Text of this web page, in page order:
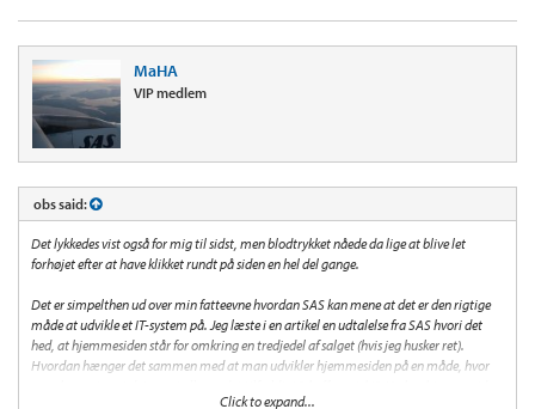
MaHA
VIP medlem
obs said:
Det lykkedes vist også for mig til sidst, men blodtrykket nåede da lige at blive let
forhøjet efter at have klikket rundt på siden en hel del gange.
Det er simpelthen ud over min fatteevne hvordan SAS kan mene at det er den rigtige
måde at udvikle et IT-system på. Jeg læste i en artikel en udtalelse fra SAS hvori det
hed, at hjemmesiden står for omkring en tredjedel af salget (hvis jeg husker ret).
Hvordan hænger det sammen med at man udvikler hjemmesiden på en måde, hvor
Click to expand...